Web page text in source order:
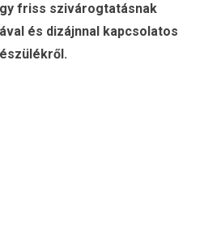
friss szivárogtatásnak
és dizájnnal kapcsolatos